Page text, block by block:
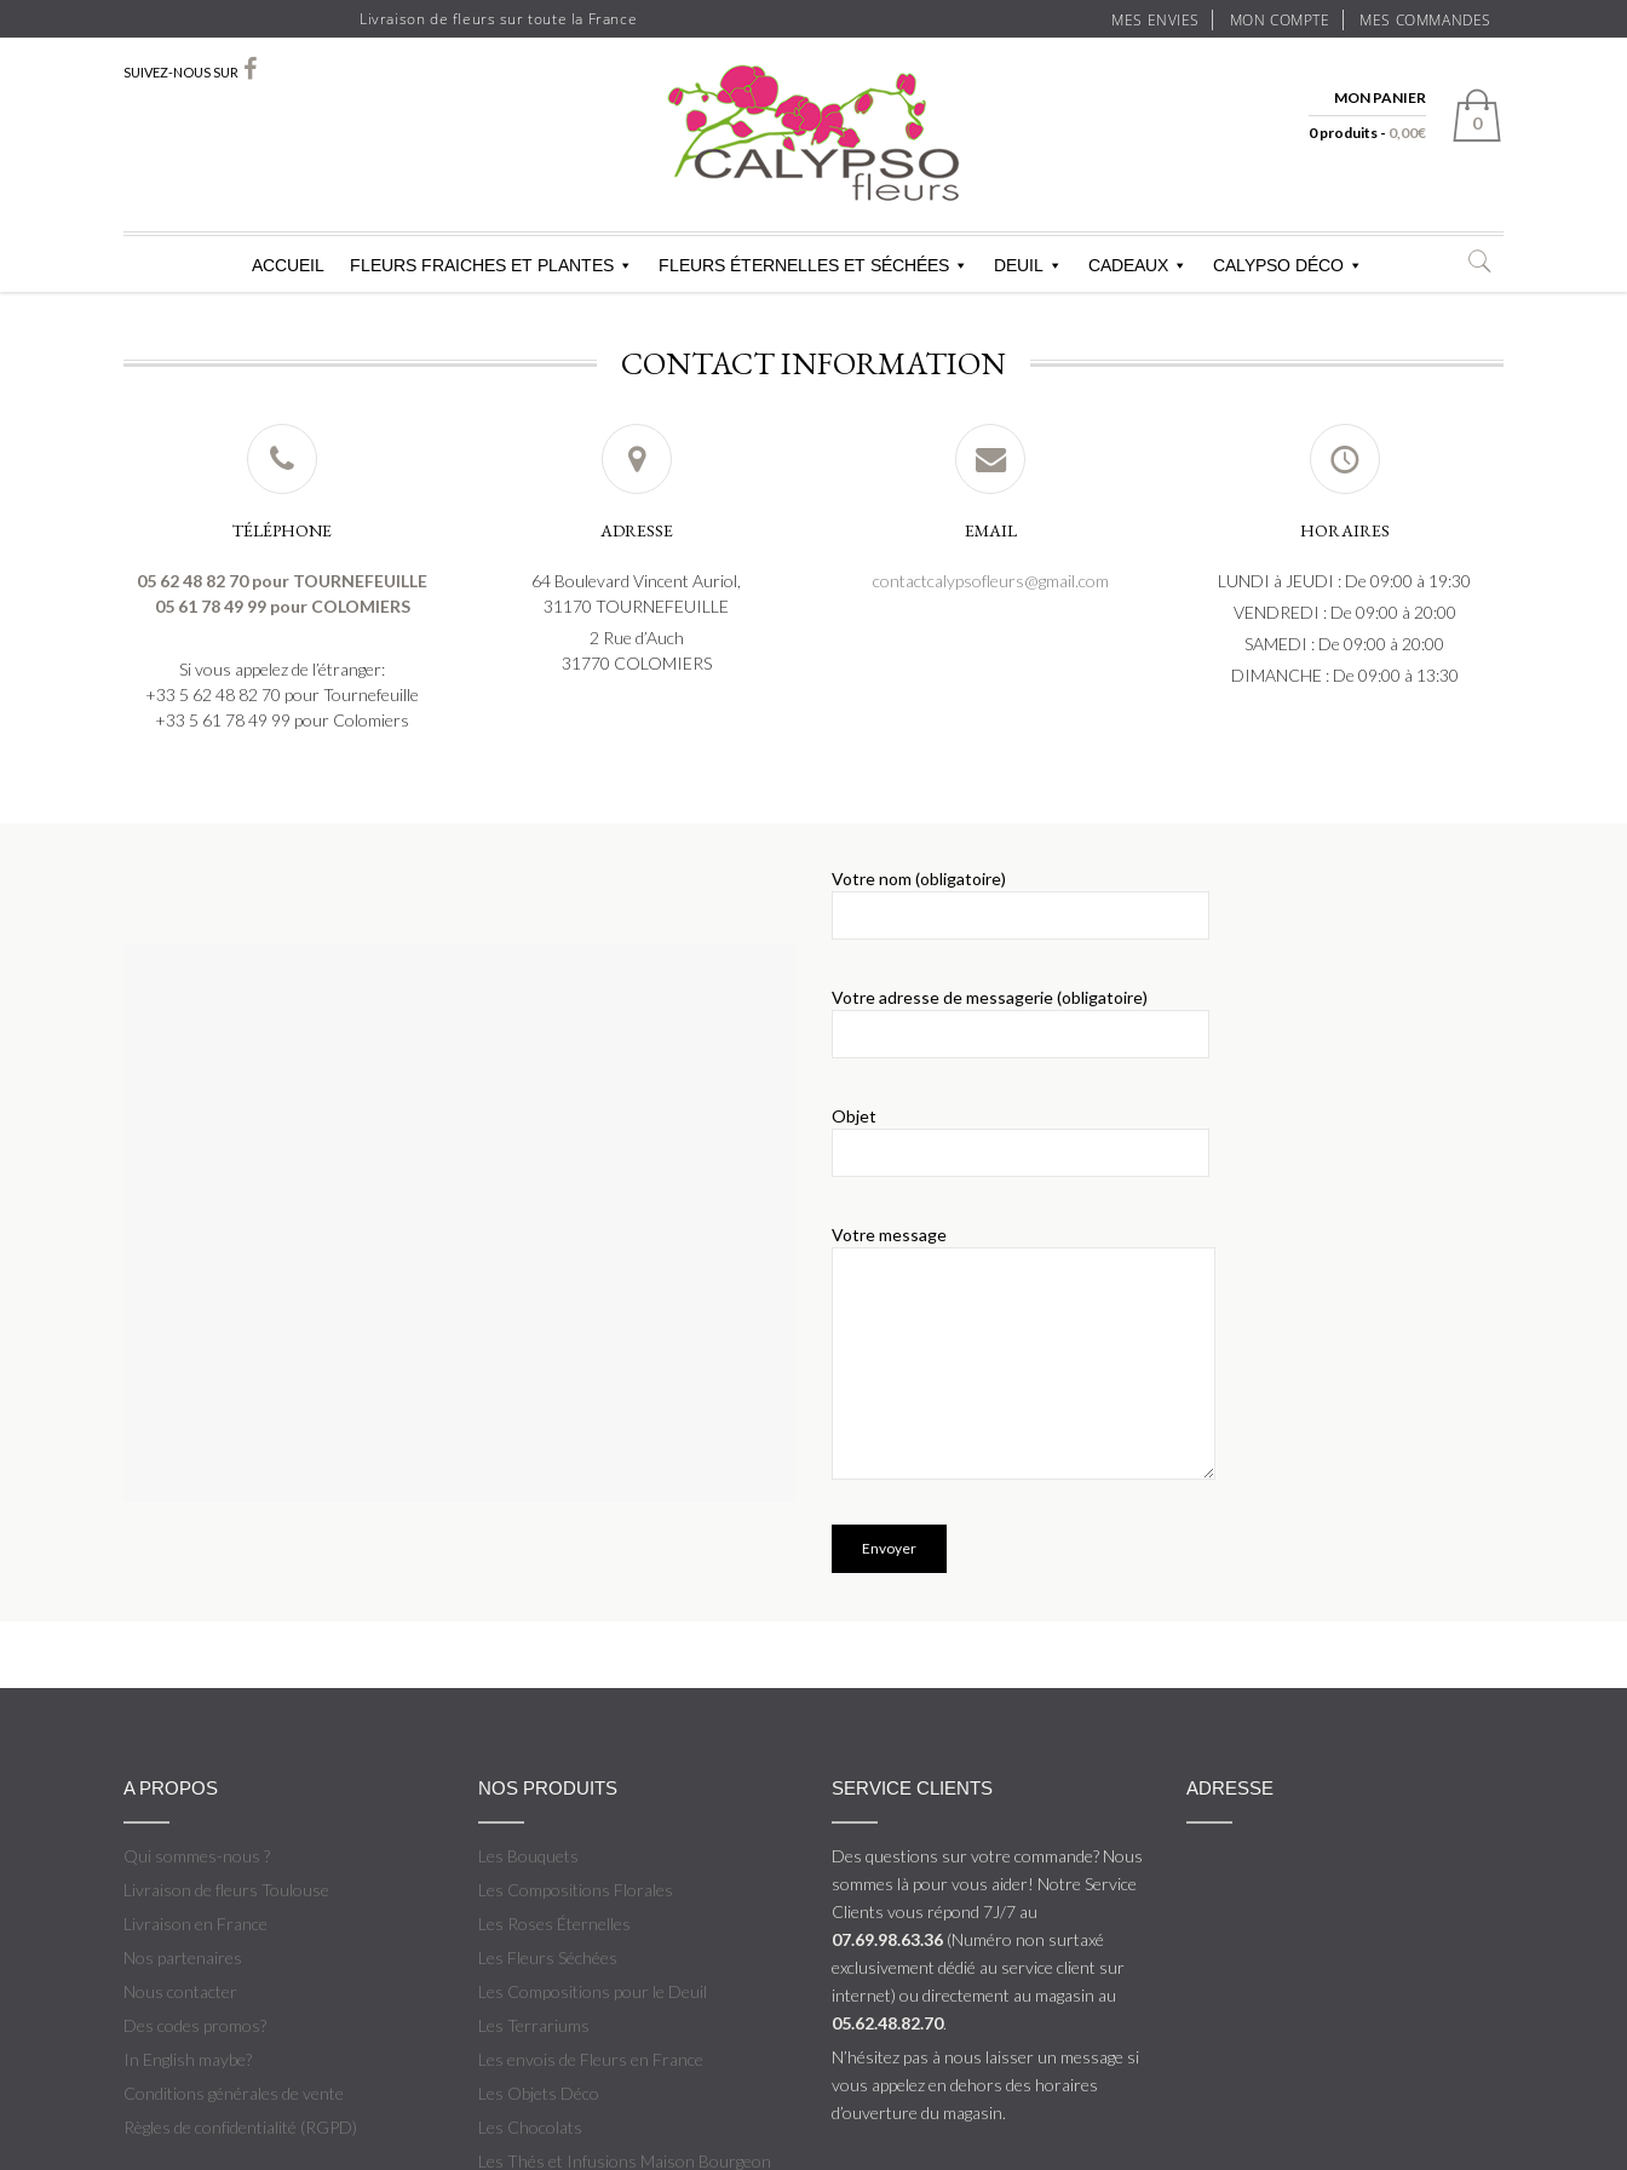
Livraison de fleurs sur toute la France
to
MES ENVIES MON COMPTE MES COMMANDES
SUIVEZ-NOUS SUR
MON PANIER
0
0 produits - 0,00€
to
content
ACCUEIL FLEURS FRAICHES ET PLANTES FLEURS ÉTERNELLES ET SÉCHÉES DEUIL CADEAUX CALYPSO DÉCO
CONTACT INFORMATION
TÉLÉPHONE
05 62 48 82 70 pour TOURNEFEUILLE
05 61 78 49 99 pour COLOMIERS
Si vous appelez de l’étranger:
+33 5 62 48 82 70 pour Tournefeuille
+33 5 61 78 49 99 pour Colomiers
ADRESSE
64 Boulevard Vincent Auriol,
31170 TOURNEFEUILLE
2 Rue d’Auch
31770 COLOMIERS
EMAIL
contactcalypsofleurs@gmail.com
HORAIRES
LUNDI à JEUDI : De 09:00 à 19:30
VENDREDI : De 09:00 à 20:00
SAMEDI : De 09:00 à 20:00
DIMANCHE : De 09:00 à 13:30
Votre nom (obligatoire)
Votre adresse de messagerie (obligatoire)
Objet
Votre message
A PROPOS
Qui sommes-nous ?
Livraison de fleurs Toulouse
Livraison en France
Nos partenaires
Nous contacter
Des codes promos?
In English maybe?
Conditions générales de vente
Règles de confidentialité (RGPD)
NOS PRODUITS
Les Bouquets
Les Compositions Florales
Les Roses Éternelles
Les Fleurs Séchées
Les Compositions pour le Deuil
Les Terrariums
Les envois de Fleurs en France
Les Objets Déco
Les Chocolats
Les Thés et Infusions Maison Bourgeon
SERVICE CLIENTS
Des questions sur votre commande? Nous
sommes là pour vous aider! Notre Service
Clients vous répond 7J/7 au
07.69.98.63.36 (Numéro non surtaxé
exclusivement dédié au service client sur
internet) ou directement au magasin au
05.62.48.82.70.
N’hésitez pas à nous laisser un message si
vous appelez en dehors des horaires
d’ouverture du magasin.
ADRESSE